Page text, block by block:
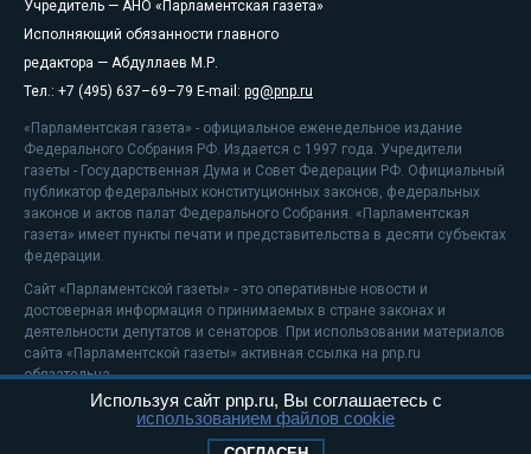
Учредитель — АНО «Парламентская газета»
Исполняющий обязанности главного
редактора — Абдуллаев М.Р.
Тел.: +7 (495) 637–69–79 E-mail: pg@pnp.ru
«Парламентская газета» - официальное еженедельное издание
Федерального Собрания РФ. Издается с 1997 года. Учредители
газеты - Государственная Дума и Совет Федерации РФ. Официальный
публикатор федеральных конституционных законов, федеральных
законов и актов палат Федерального Собрания. «Парламентская
газета» имеет пункты печати и представительства в десяти субъектах
федерации.
Сайт «Парламентской газеты» - это оперативные новости и
достоверная информация о принимаемых в стране законах и
деятельности депутатов и сенаторов. При использовании материалов
сайта «Парламентской газеты» активная ссылка на pnp.ru
обязательна.
На информационном ресурсе применяютсярекомендательные
Положение о защите персональных данных
Используя сайт pnp.ru, Вы соглашаетесь с
использованием файлов cookie